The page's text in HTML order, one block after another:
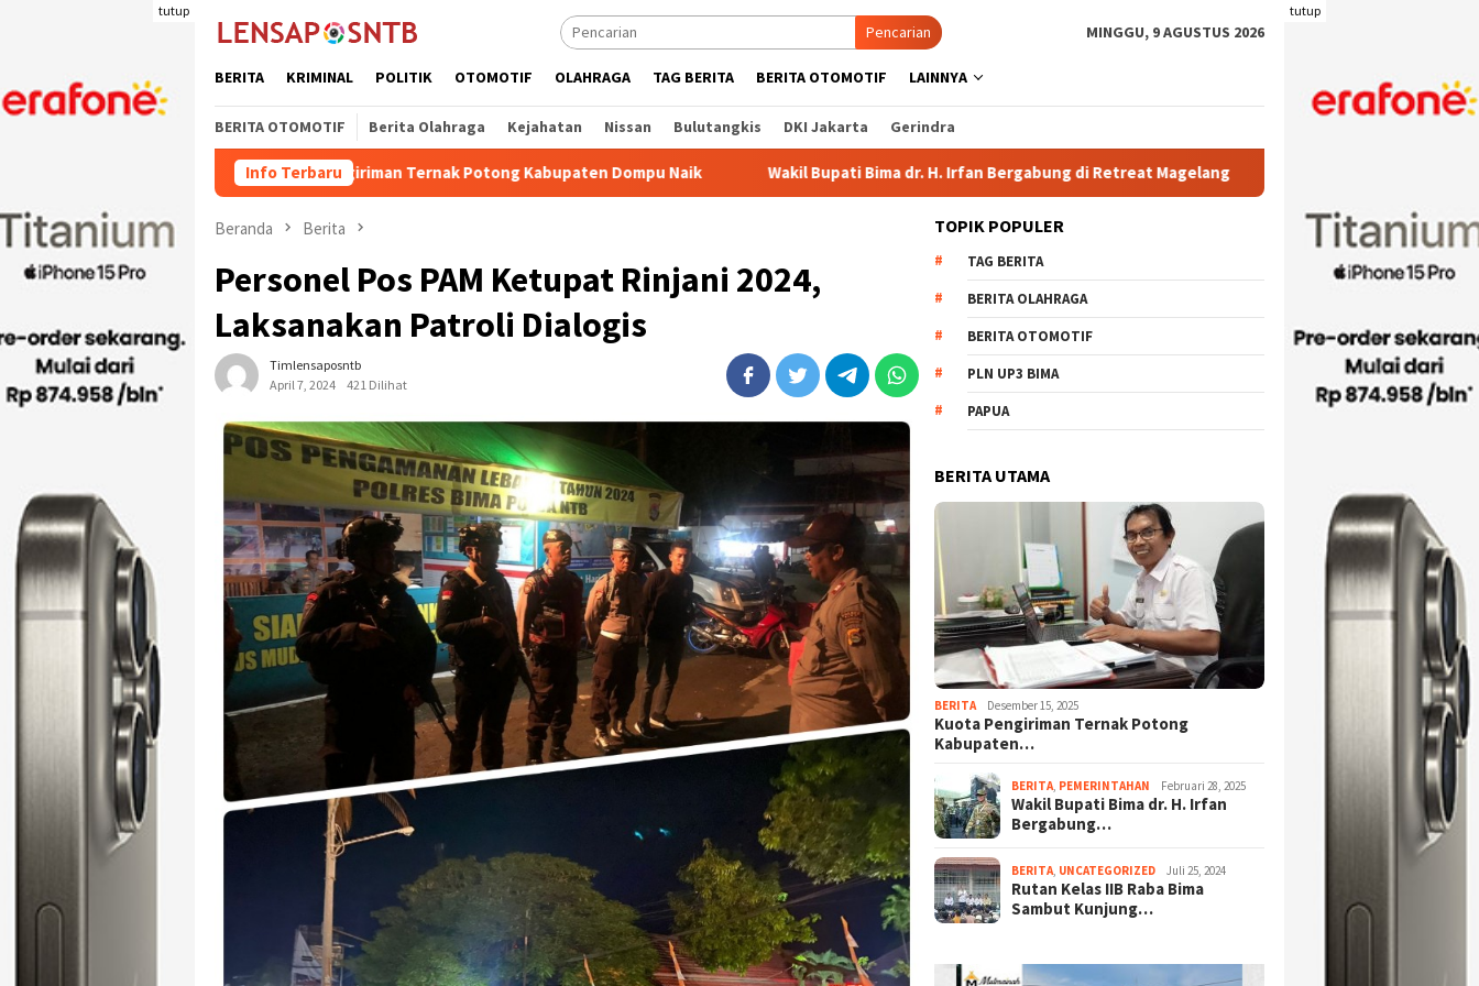
tutup tutup
Pencarian MINGGU, 9 AGUSTUS 2026
BERITA KRIMINAL POLITIK OTOMOTIF OLAHRAGA TAG BERITA BERITA OTOMOTIF LAINNYA
BERITA OTOMOTIF Berita Olahraga Kejahatan Nissan Bulutangkis DKI Jakarta Gerindra
Info Terbaru
Kuota Pengiriman Ternak Potong Kabupaten Dompu Naik Wakil Bupati Bima dr. H. Irfan Bergabung di Retreat Magelang Rutan Kelas IIB Raba Bima Sambut Kunjungan
Beranda Berita
Personel Pos PAM Ketupat Rinjani 2024,
Laksanakan Patroli Dialogis
Timlensaposntb
April 7, 2024
421 Dilihat
TOPIK POPULER
TAG BERITA
BERITA OLAHRAGA
BERITA OTOMOTIF
PLN UP3 BIMA
PAPUA
BERITA UTAMA
BERITA Desember 15, 2025
Kuota Pengiriman Ternak Potong
Kabupaten…
BERITA PEMERINTAHAN Februari 28, 2025
Wakil Bupati Bima dr. H. Irfan
Bergabung…
BERITA UNCATEGORIZED Juli 25, 2024
Rutan Kelas IIB Raba Bima
Sambut Kunjung…